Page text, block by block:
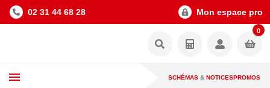
02 31 44 68 28 Mon espace pro
0
SCHÉMAS & NOTICESPROMOS